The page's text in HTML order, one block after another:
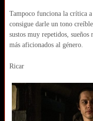
Tampoco funciona la crítica a
consigue darle un tono
sustos muy repetidos,
más aficionados al género.
Ricar